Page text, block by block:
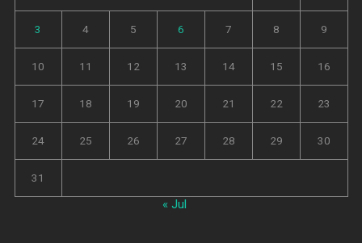
3 4 5 6 7 8 9
10 11 12 13 14 15 16
17 18 19 20 21 22 23
24 25 26 27 28 29 30
31
« Jul